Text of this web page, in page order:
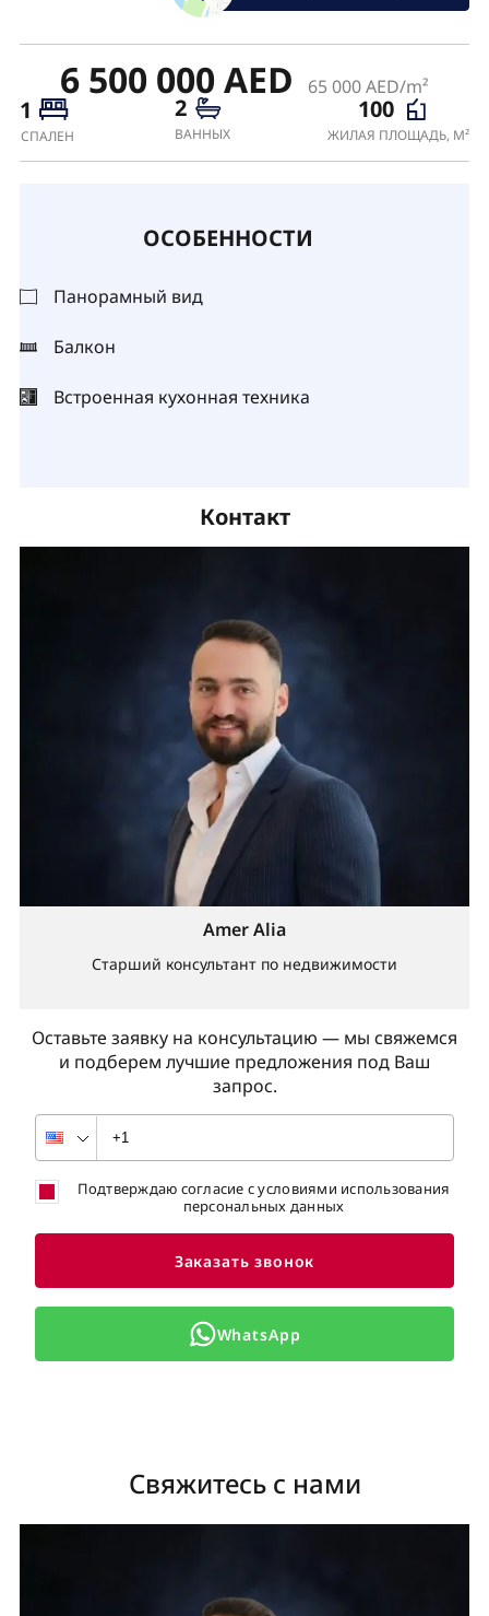
6 500 000 AED 65 000 AED/m²
1
СПАЛЕН
2
ВАННЫХ
100
ЖИЛАЯ ПЛОЩАДЬ, М²
ОСОБЕННОСТИ
Панорамный вид
Балкон
Встроенная кухонная техника
Контакт
Оставьте заявку на консультацию — мы свяжемся
и подберем лучшие предложения под Ваш
запрос.
Amer Alia
Старший консультант по недвижимости
Подтверждаю согласие с условиями использования
персональных данных
Заказать звонок
WhatsApp
Свяжитесь с нами